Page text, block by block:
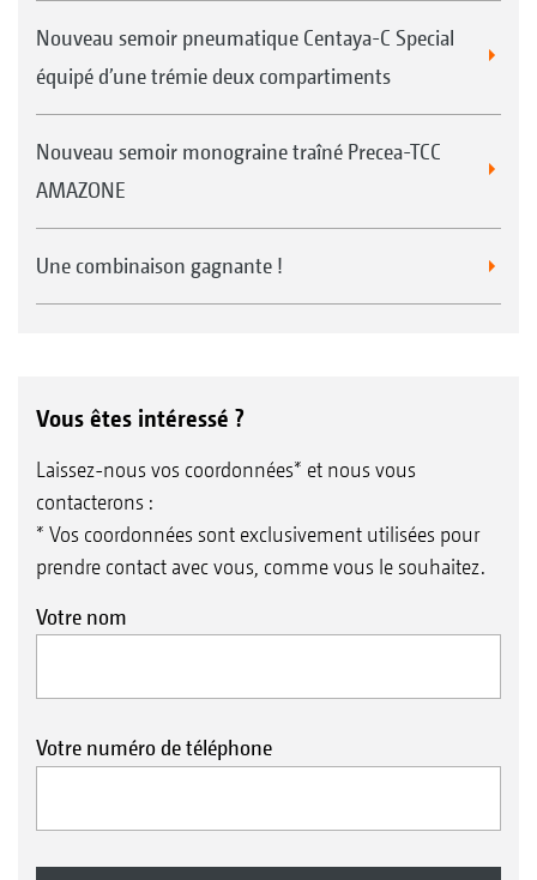
Nouveau semoir pneumatique Centaya-C Special
équipé d’une trémie deux compartiments
Nouveau semoir monograine traîné Precea-TCC
AMAZONE
Une combinaison gagnante !
Vous êtes intéressé ?
Laissez-nous vos coordonnées* et nous vous
contacterons :
* Vos coordonnées sont exclusivement utilisées pour
prendre contact avec vous, comme vous le souhaitez.
Votre nom
Votre numéro de téléphone